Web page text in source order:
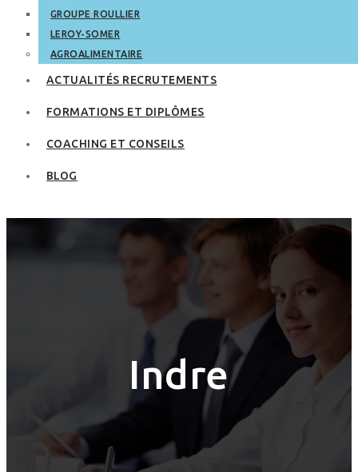
GROUPE ROULLIER
LEROY-SOMER
AGROALIMENTAIRE
ACTUALITÉS RECRUTEMENTS
FORMATIONS ET DIPLÔMES
COACHING ET CONSEILS
BLOG
Indre